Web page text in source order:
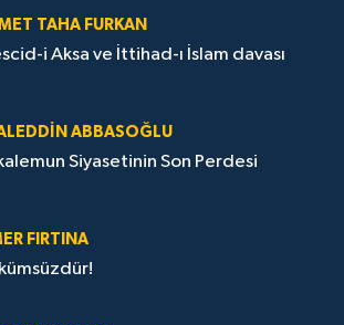
TAHA FURKAN
i Aksa ve İttihad-ı İslam davası
ABBASOĞLU
Siyasetinin Son Perdesi
FIRTINA